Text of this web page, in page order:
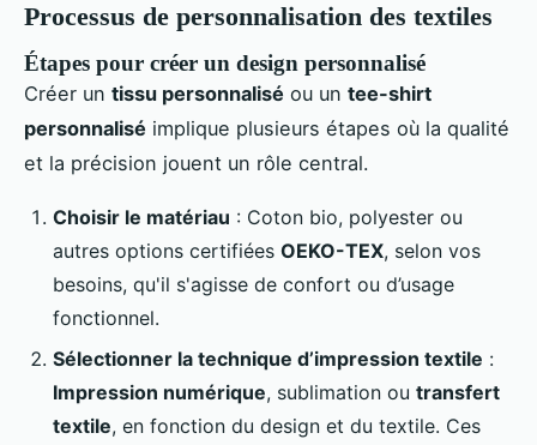
Processus de personnalisation des textiles
Étapes pour créer un design personnalisé
Créer un tissu personnalisé ou un tee-shirt
personnalisé implique plusieurs étapes où la qualité
et la précision jouent un rôle central.
Choisir le matériau : Coton bio, polyester ou
autres options certifiées OEKO-TEX, selon vos
besoins, qu'il s'agisse de confort ou d’usage
fonctionnel.
Sélectionner la technique d’impression textile :
Impression numérique, sublimation ou transfert
textile, en fonction du design et du textile. Ces